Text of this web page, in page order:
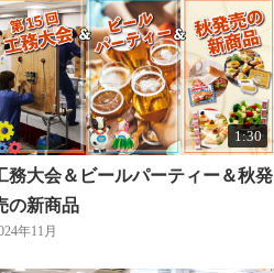
1:30
務大会＆ビールパーティー＆秋発
の新商品
年11月